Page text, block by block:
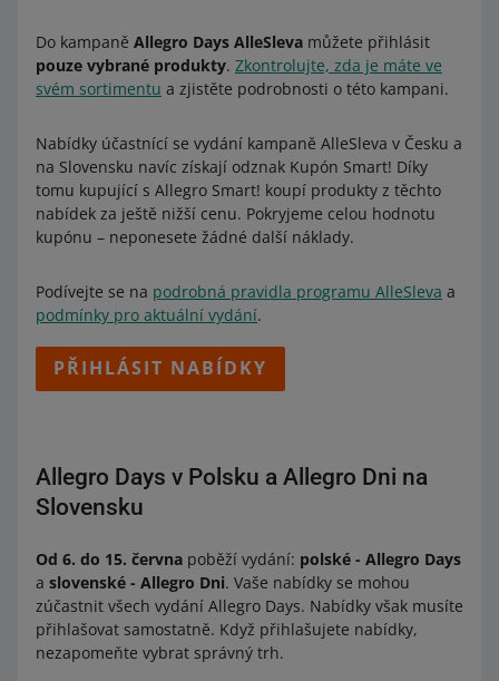
Do kampaně Allegro Days AlleSleva můžete přihlásit
pouze vybrané produkty. Zkontrolujte, zda je máte ve
svém sortimentu a zjistěte podrobnosti o této kampani.
Nabídky účastnící se vydání kampaně AlleSleva v Česku a
na Slovensku navíc získají odznak Kupón Smart! Díky
tomu kupující s Allegro Smart! koupí produkty z těchto
nabídek za ještě nižší cenu. Pokryjeme celou hodnotu
kupónu – neponesete žádné další náklady.
Podívejte se na podrobná pravidla programu AlleSleva a
podmínky pro aktuální vydání.
PŘIHLÁSIT NABÍDKY
Allegro Days v Polsku a Allegro Dni na
Slovensku
Od 6. do 15. června poběží vydání: polské - Allegro Days
a slovenské - Allegro Dni. Vaše nabídky se mohou
zúčastnit všech vydání Allegro Days. Nabídky však musíte
přihlašovat samostatně. Když přihlašujete nabídky,
nezapomeňte vybrat správný trh.